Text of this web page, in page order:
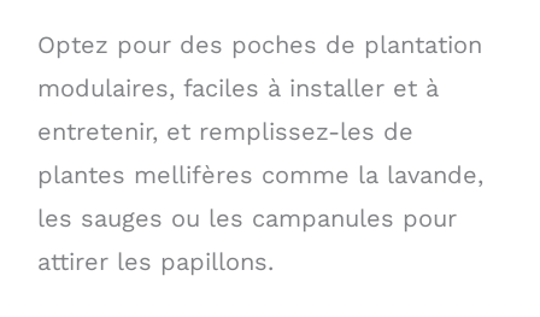
Optez pour des poches de plantation
modulaires, faciles à installer et à
entretenir, et remplissez-les de
plantes mellifères comme la lavande,
les sauges ou les campanules pour
attirer les papillons.